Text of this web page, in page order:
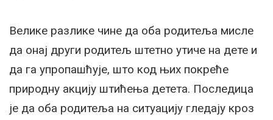
Велике разлике чине да оба родитеља мисле
да онај други родитељ штетно утиче на дете и
да га упропашћује, што код њих покреће
природну акцију штићења детета. Последица
је да оба родитеља на ситуацију гледају кроз